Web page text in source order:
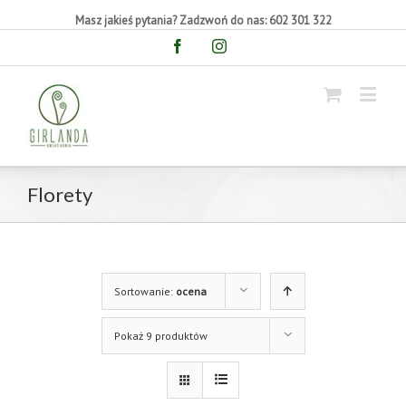
Masz jakieś pytania? Zadzwoń do nas: 602 301 322
FacebookInstagram
Florety
Sortowanie: ocena
Pokaż 9 produktów